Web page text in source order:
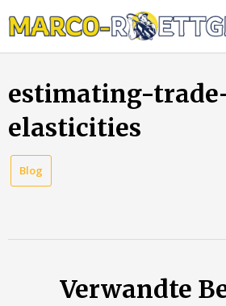
to
estimating-
elasticities
Blog
Verwandte